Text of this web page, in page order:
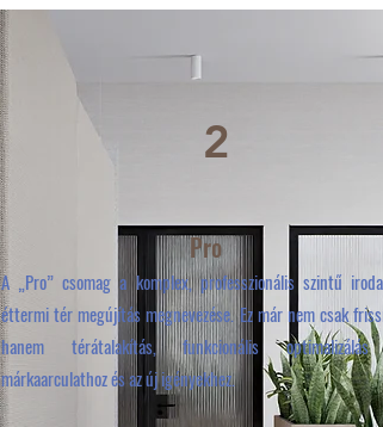
2
Pro
A „Pro” csomag a komplex, professzionális szintű
éttermi tér megújítás megnevezése. Ez már nem csak
hanem térátalakítás, funkcionális
márkaarculathoz és az új igényekhez.